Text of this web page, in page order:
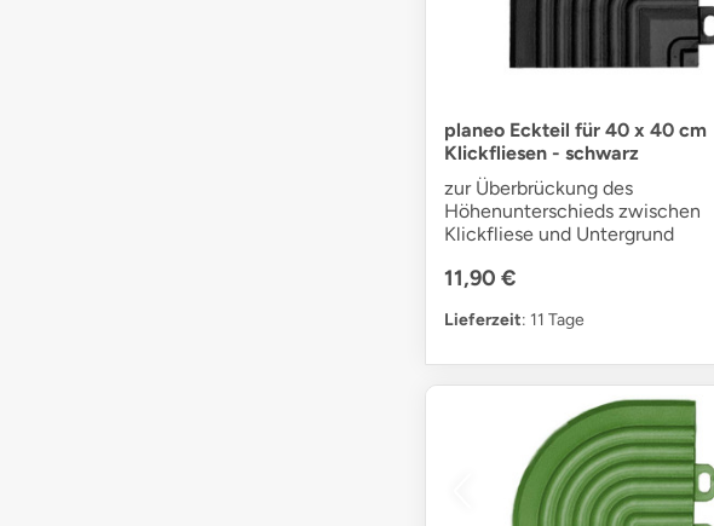
planeo Eckteil für 40 x 40 cm
Klickfliesen - schwarz
zur Überbrückung des
Höhenunterschieds zwischen
Klickfliese und Untergrund
11,90 €
Lieferzeit: 11 Tage